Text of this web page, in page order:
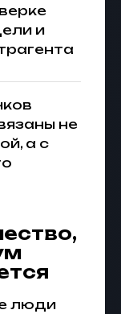
и
не
а с
люди